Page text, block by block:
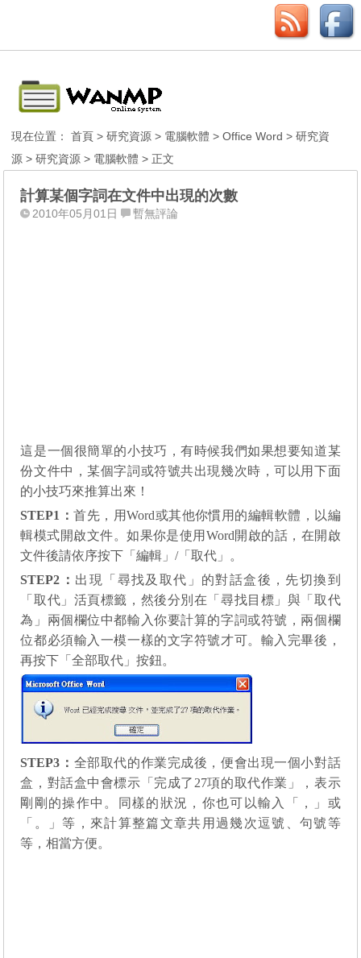
現在位置：首頁 >研究資源 > 電腦軟體 >Office Word >研究資
源 >研究資源 > 電腦軟體 > 正文
計算某個字詞在文件中出現的次數
2010年05月01日 暫無評論
這是一個很簡單的小技巧，有時候我們如果想要知道某
份文件中，某個字詞或符號共出現幾次時，可以用下面
的小技巧來推算出來！
STEP1 ：首先，用Word或其他你慣用的編輯軟體，以編
輯模式開啟文件。如果你是使用 Word開啟的話，在開啟
文件後請依序按下「編輯」/「取代」。
STEP2 ： 出現「尋找及取代」的對話盒後，先切換到
「取代」活頁標籤，然後分別在「尋找目標」與「取代
為」兩個欄位中都輸入你要計算的字詞或符號，兩個欄
位都必須輸入一模一樣的文字符號才可。輸入完畢後，
再按下「全部取代」按鈕。
STEP3 ： 全部取代的作業完成後，便會出現一個小對話
盒，對話盒中會標示「完成了27項的取代作業」，表示
剛剛的操作中。同樣的狀況，你也可以輸入「，」或
「。」等，來計算整篇文章共用過幾次逗號、句號等
等，相當方便。